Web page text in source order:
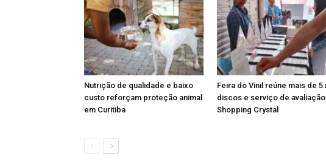
Nutrição de qualidade e baixo
custo reforçam proteção animal
em Curitiba
Feira do Vinil reúne mais de 5
discos e serviço de
Shopping Crystal